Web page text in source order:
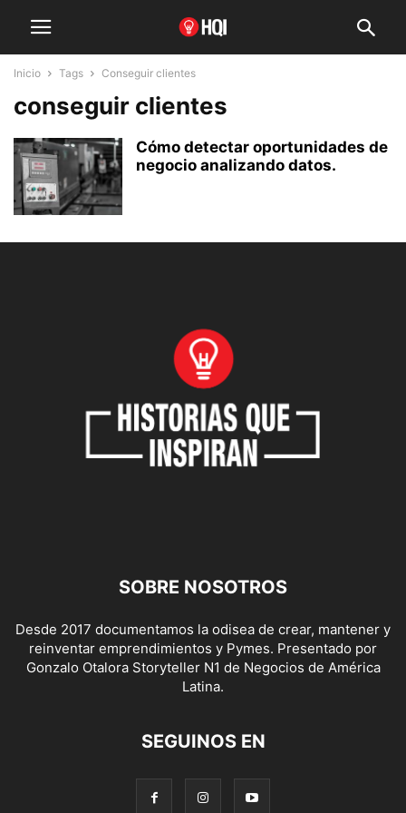
Inicio Tags Conseguir clientes
conseguir clientes
Cómo detectar oportunidades de
negocio analizando datos.
SOBRE NOSOTROS
Desde 2017 documentamos la odisea de crear, mantener y
reinventar emprendimientos y Pymes. Presentado por
Gonzalo Otalora Storyteller N1 de Negocios de América
Latina.
SEGUINOS EN